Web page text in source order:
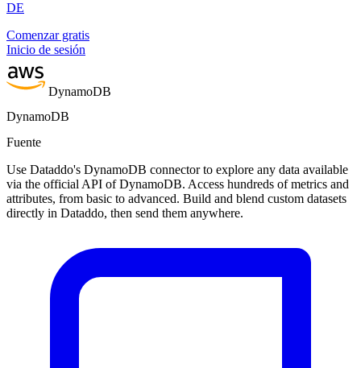
DE
Comenzar gratis
Inicio de sesión
DynamoDB
DynamoDB
Fuente
Use Dataddo's DynamoDB connector to explore any data available
via the official API of DynamoDB. Access hundreds of metrics and
attributes, from basic to advanced. Build and blend custom datasets
directly in Dataddo, then send them anywhere.